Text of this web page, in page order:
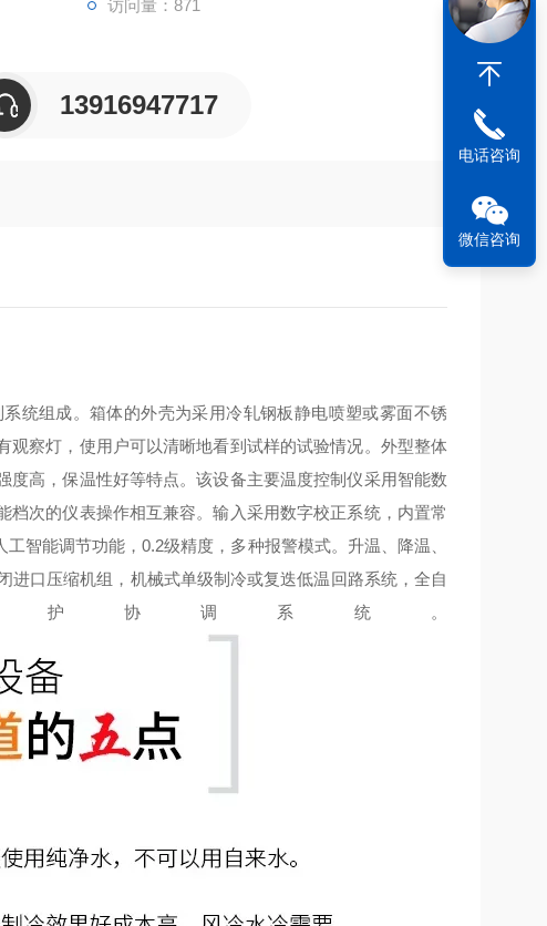
访问量：871
13916947717
统组成。箱体的外壳为采用冷轧钢板静电喷塑或雾面不锈
察灯，使用户可以清晰地看到试样的试验情况。外型整体
高，保温性好等特点。该设备主要温度控制仪采用智能数
次的仪表操作相互兼容。输入采用数字校正系统，内置常
智能调节功能，0.2级精度，多种报警模式。升温、降温、
口压缩机组，机械式单级制冷或复迭低温回路系统，全自
协调系统。
电话咨询
微信咨询